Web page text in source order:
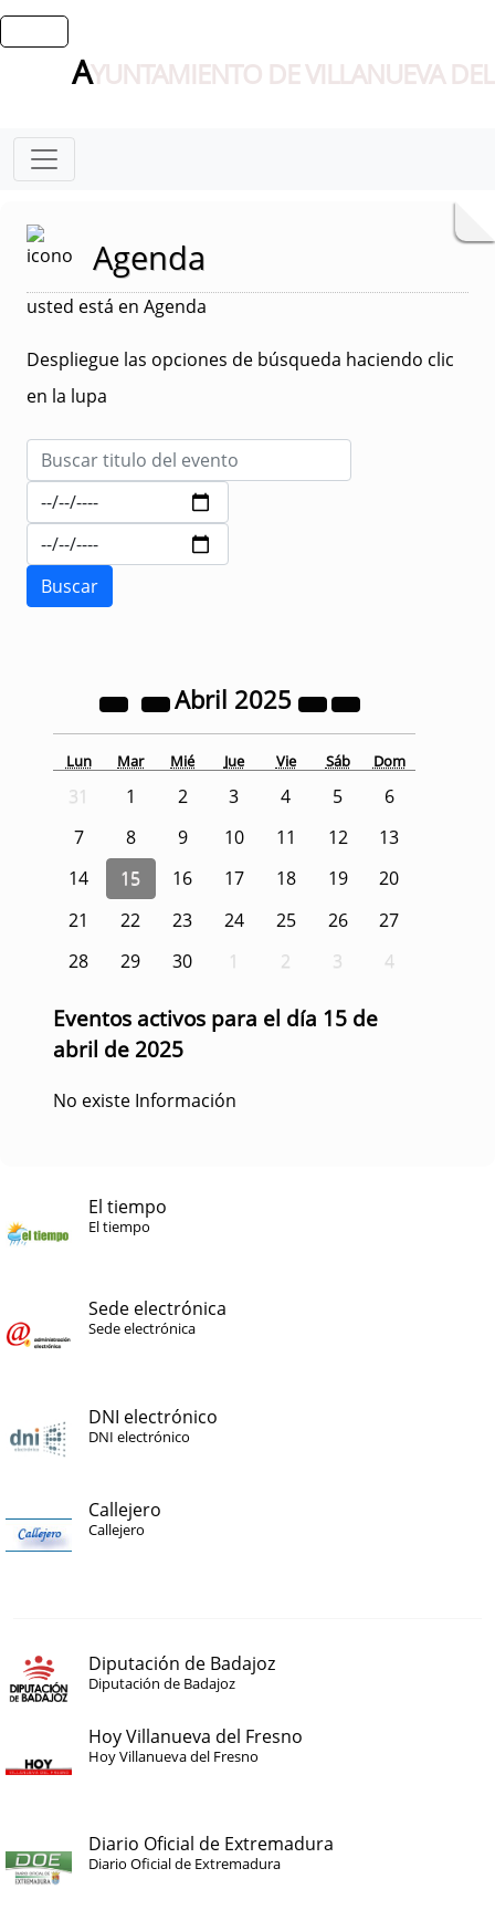
AYUNTAMIENTO DE VILLANUEVA
Agenda
usted está en Agenda
Despliegue las opciones de búsqueda haciendo clic
en la lupa
Abril 2025
Lun Mar Mié Jue Vie Sáb Dom
31 1 2 3 4 5
6
7
8 9 10 11 12
13
14
15 16 17 18 19
20
21
22 23 24 25 26
27
28
29 30 1 2 3 4
Eventos activos para el día 15 de
abril de 2025
No existe Información
El tiempo
El tiempo
Sede electrónica
Sede electrónica
DNI electrónico
DNI electrónico
Callejero
Callejero
Diputación de Badajoz
Diputación de Badajoz
Hoy Villanueva del Fresno
Hoy Villanueva del Fresno
Diario Oficial de Extremadura
Diario Oficial de Extremadura